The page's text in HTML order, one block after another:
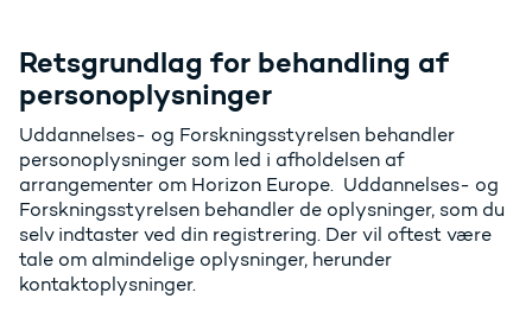
Retsgrundlag for behandling af
personoplysninger
Uddannelses- og Forskningsstyrelsen behandler
personoplysninger som led i afholdelsen af
arrangementer om Horizon Europe. Uddannelses- og
Forskningsstyrelsen behandler de oplysninger, som du
selv indtaster ved din registrering. Der vil oftest være
tale om almindelige oplysninger, herunder
kontaktoplysninger.